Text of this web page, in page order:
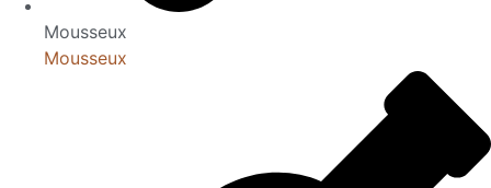
Mousseux
Mousseux